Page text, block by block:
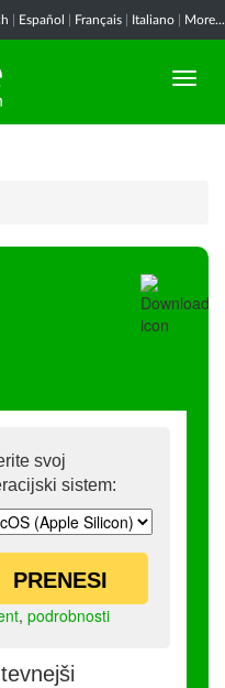
Español Français Italiano More...
svoj
sistem:
PRENESI
, podrobnosti